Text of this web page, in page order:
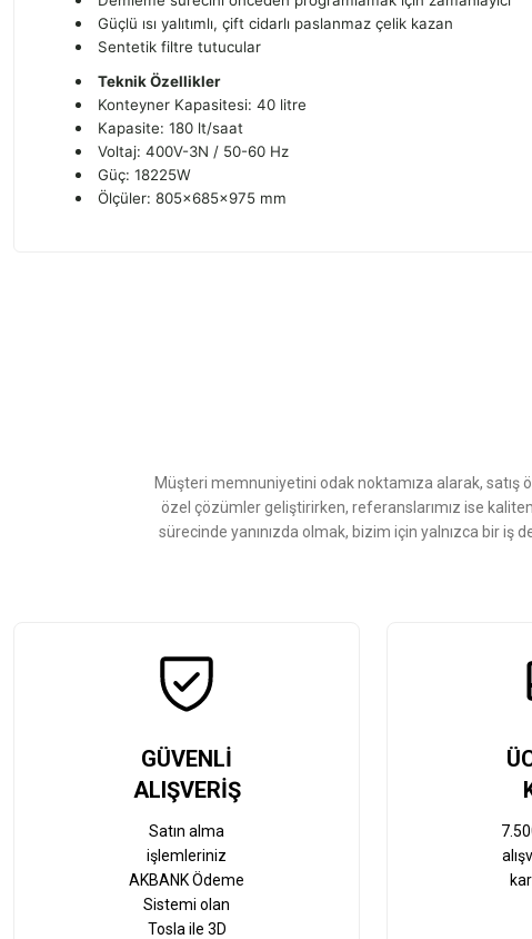
Güçlü ısı yalıtımlı, çift cidarlı paslanmaz çelik kazan
Sentetik filtre tutucular
Teknik Özellikler
Konteyner Kapasitesi: 40 litre
Kapasite: 180 lt/saat
Voltaj: 400V-3N / 50-60 Hz
Güç: 18225W
Ölçüler: 805x685x975 mm
Bu ürüne benzer farklı alternatifler olmalı.
Müşteri memnuniyetini odak noktamıza alarak, satış
özel çözümler geliştirirken, referanslarımız ise
sürecinde yanınızda olmak, bizim için yalnızca bir iş
GÜVENLİ
ALIŞVERİŞ
Satın alma
işlemleriniz
AKBANK Ödeme
Sistemi olan
Tosla ile 3D